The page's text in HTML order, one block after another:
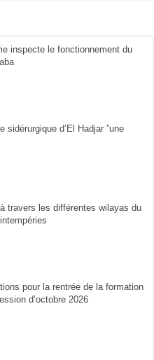
inspecte le fonctionnement du
sidérurgique d’El Hadjar ”une
travers les différentes wilayas du
pour la rentrée de la formation
d’octobre 2026